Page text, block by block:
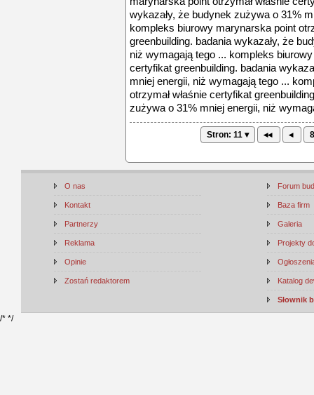
wykazały, że budynek zużywa o 31%
kompleks biurowy marynarska point
greenbuilding. badania wykazały, że
niż wymagają tego ... kompleks
certyfikat greenbuilding. badania
mniej energii, niż wymagają tego ...
otrzymał właśnie certyfikat
zużywa o 31% mniej energii, niż
Stron: 11 ▾ ◂◂ ◂ 8
O nas
Kontakt
Partnerzy
Reklama
Opinie
Zostań redaktorem
Forum
Baza firm
Galeria
Projekty
Katalog
Słownik
/* */